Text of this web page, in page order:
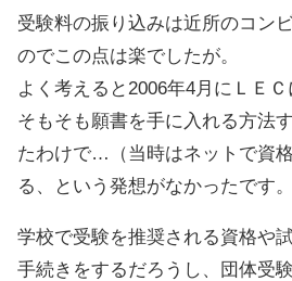
受験料の振り込みは近所のコン
のでこの点は楽でしたが。
よく考えると2006年4月にＬＥ
そもそも願書を手に入れる方法
たわけで…（当時はネットで資
る、という発想がなかったです。
学校で受験を推奨される資格や
手続きをするだろうし、団体受